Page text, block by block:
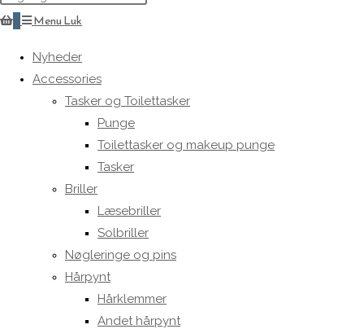
search
0 MenuLuk
Nyheder
Accessories
Tasker og Toilettasker
Punge
Toilettasker og makeup punge
Tasker
Briller
Læsebriller
Solbriller
Nøgleringe og pins
Hårpynt
Hårklemmer
Andet hårpynt